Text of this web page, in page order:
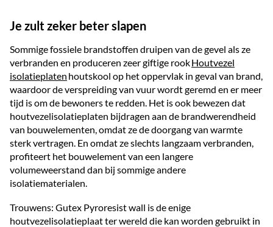
Je zult zeker beter slapen
Sommige fossiele brandstoffen druipen van de gevel als ze
verbranden en produceren zeer giftige rookHoutvezel
isolatieplaten houtskool op het oppervlak in geval van brand,
waardoor de verspreiding van vuur wordt geremd en er meer
tijd is om de bewoners te redden. Het is ook bewezen dat
houtvezelisolatieplaten bijdragen aan de brandwerendheid
van bouwelementen, omdat ze de doorgang van warmte
sterk vertragen. En omdat ze slechts langzaam verbranden,
profiteert het bouwelement van een langere
volumeweerstand dan bij sommige andere
isolatiematerialen.
Trouwens: Gutex Pyroresist wall is de enige
houtvezelisolatieplaat ter wereld die kan worden gebruikt in